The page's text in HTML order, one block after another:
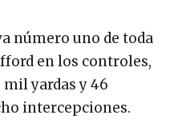
número uno de toda
en los controles,
yardas y 46
intercepciones.